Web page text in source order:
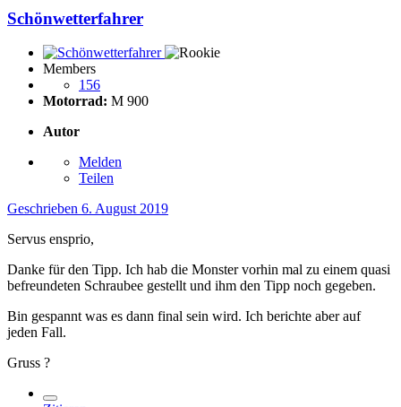
Schönwetterfahrer
Members
156
Motorrad: M 900
Autor
Melden
Teilen
Geschrieben 6. August 2019
Servus ensprio,
Danke für den Tipp. Ich hab die Monster vorhin mal zu einem quasi
befreundeten Schraubee gestellt und ihm den Tipp noch gegeben.
Bin gespannt was es dann final sein wird. Ich berichte aber auf
jeden Fall.
Gruss ?